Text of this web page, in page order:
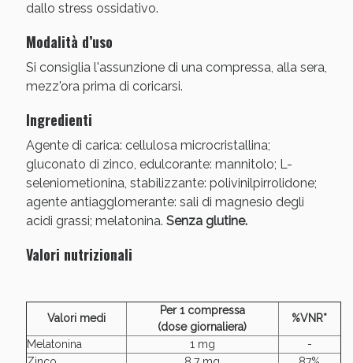
dallo stress ossidativo.
Modalità d’uso
Si consiglia l'assunzione di una compressa, alla sera,
mezz'ora prima di coricarsi.
Ingredienti
Agente di carica: cellulosa microcristallina;
gluconato di zinco, edulcorante: mannitolo; L-
seleniometionina, stabilizzante: polivinilpirrolidone;
agente antiagglomerante: sali di magnesio degli
acidi grassi; melatonina. Senza glutine.
Valori nutrizionali
Valori medi
Per 1 compressa
(dose giornaliera)
%VNR*
Melatonina 1 mg
-
Benessere Intestinale: Sconto fino al 55% valido
oggi!